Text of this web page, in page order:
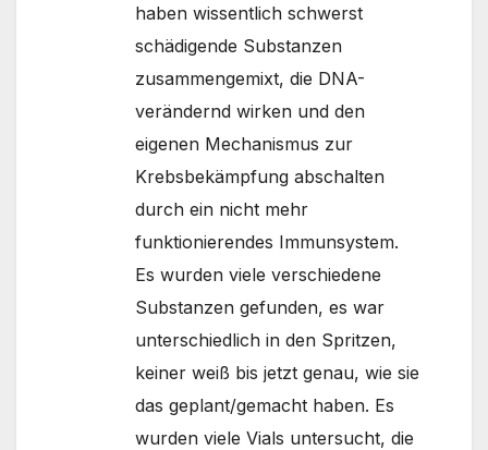
haben wissentlich schwerst
schädigende Substanzen
zusammengemixt, die DNA-
verändernd wirken und den
eigenen Mechanismus zur
Krebsbekämpfung abschalten
durch ein nicht mehr
funktionierendes Immunsystem.
Es wurden viele verschiedene
Substanzen gefunden, es war
unterschiedlich in den Spritzen,
keiner weiß bis jetzt genau, wie sie
das geplant/gemacht haben. Es
wurden viele Vials untersucht, die